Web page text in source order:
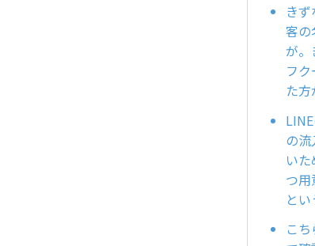
き
客の
が。
フ
た
の
い
つ用
と
こ